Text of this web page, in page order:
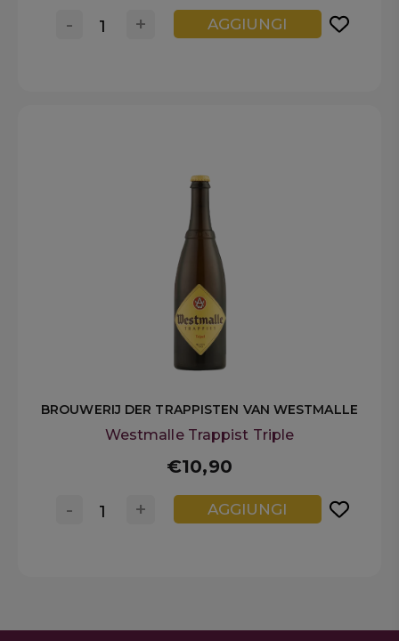
+
- AGGIUNGI
BROUWERIJ DER TRAPPISTEN VAN WESTMALLE
Westmalle Trappist Triple
€10,90
+
- AGGIUNGI